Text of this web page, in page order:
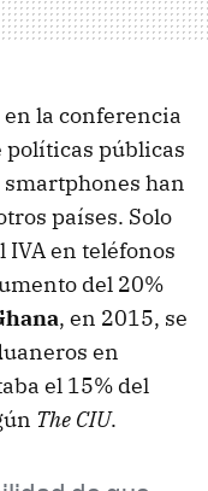
la conferencia
públicas
smartphones han
países. Solo
en teléfonos
del 20%
, en 2015, se
en
el 15% del
The CIU.